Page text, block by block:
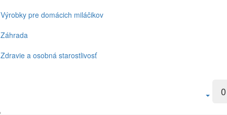
Výrobky pre domácich miláčikov
Záhrada
Zdravie a osobná starostlivosť
0